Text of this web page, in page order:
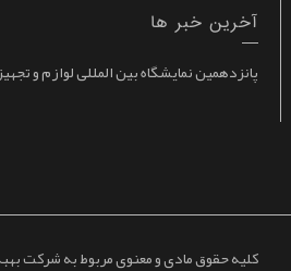
آخرین خبر ها
پانزدهمین نمایشگاه بین المللی لوازم و
کلیه حقوق مادی و معنوی مربوط به شرکت